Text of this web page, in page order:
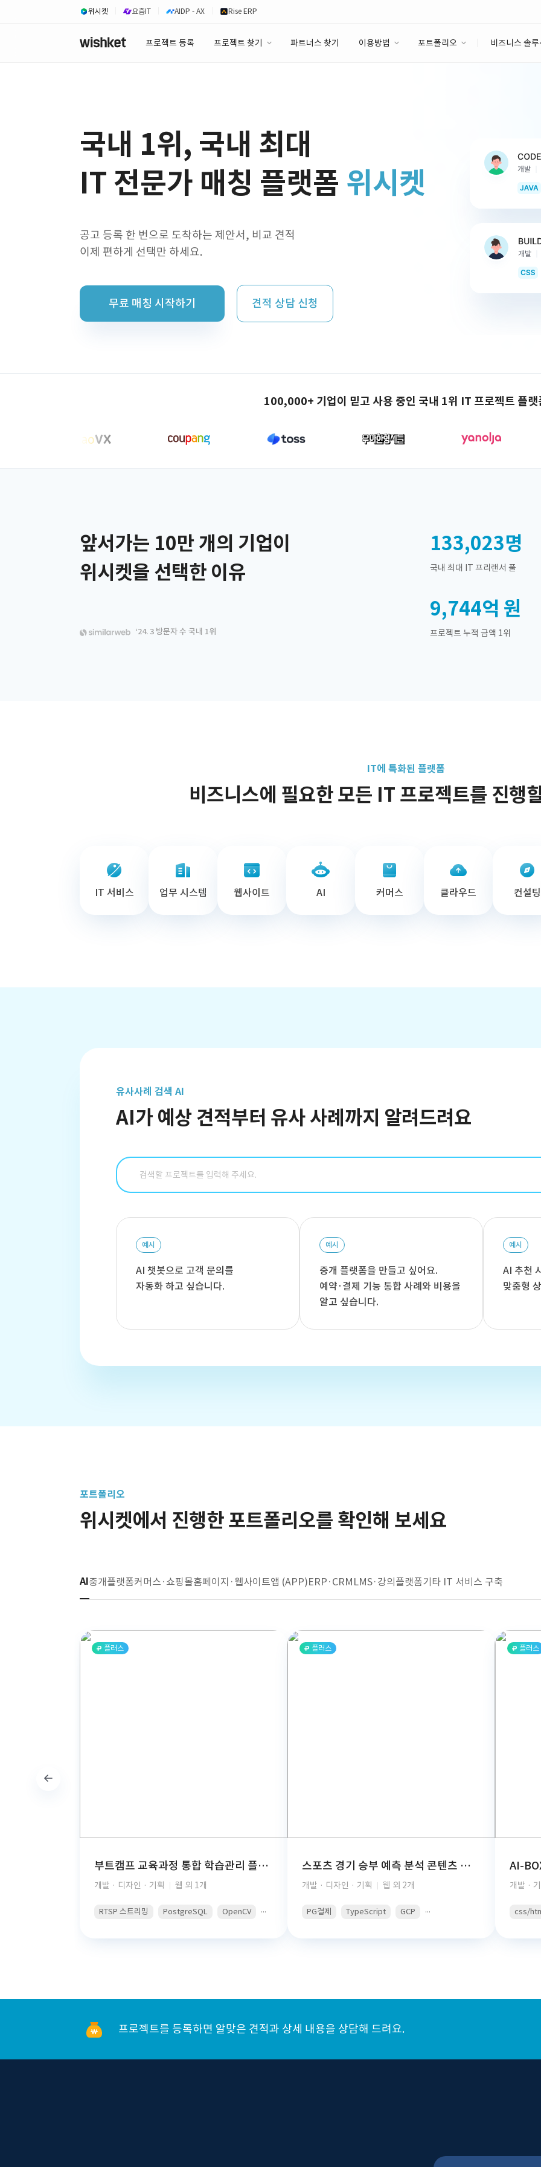
위시켓 요즘IT AIDP - AX Rise ERP
프로젝트 등록 프로젝트 찾기 파트너스 찾기 이용방법 포트폴리오 비즈니스 솔
국내 1위, 국내 최대
IT 전문가 매칭 플랫폼 위시켓
공고 등록 한 번으로 도착하는 제안서, 비교 견적
이제 편하게 선택만 하세요.
무료 매칭 시작하기 견적 상담 신청
100,000+ 기업이 믿고 사용 중인 국내 1위 IT 프로젝트 플랫
앞서가는 10만 개의 기업이
위시켓을 선택한 이유
‘24. 3 방문자 수 국내 1위
133,023명
국내 최대 IT 프리랜서 풀
9,744억 원
프로젝트 누적 금액 1위
IT에 특화된 플랫폼
비즈니스에 필요한 모든 IT 프로젝트를 진행
IT 서비스 업무 시스템 웹사이트 AI 커머스 클라우드 컨설팅
유사사례 검색 AI
AI가 예상 견적부터 유사 사례까지 알려드려요
예시
AI 챗봇으로 고객 문의를
자동화 하고 싶습니다.
예시
중개 플랫폼을 만들고 싶어요.
예약·결제 기능 통합 사례와 비용을
알고 싶습니다.
예시
AI 추천
맞춤형
포트폴리오
위시켓에서 진행한 포트폴리오를 확인해 보세요
AI중개플랫폼커머스·쇼핑몰홈페이지·웹사이트앱 (APP)ERP·CRM LMS·강의플랫폼기타 IT 서비스 구축
플러스
부트캠프 교육과정 통합 학습관리 플랫폼(React, TypeScript, FastAPI, PostgreSQL, AWS S3, JWT Auth, PDF Viewer)
개발 · 디자인 · 기획 웹 외 1개
RTSP 스트리밍 PostgreSQL OpenCV ...
플러스
스포츠 경기 승부 예측 분석 콘텐츠 구독 플랫폼(React, TypeScript, FastAPI, PostgreSQL, GCP, PG결제, REST API)
개발 · 디자인 · 기획 웹 외 2개
PG결제 TypeScript GCP ...
플러스
개발 ·
css/
프로젝트를 등록하면 알맞은 견적과 상세 내용을 상담해 드려요.